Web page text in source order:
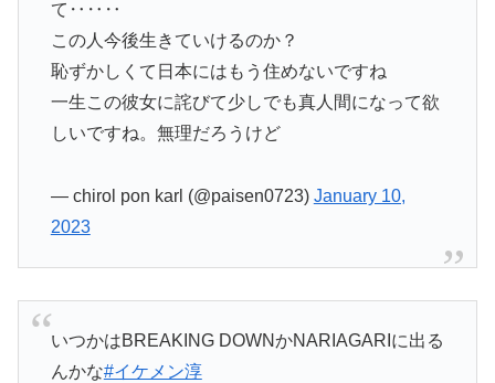
て‥‥‥
この人今後生きていけるのか？
恥ずかしくて日本にはもう住めないですね
一生この彼女に詫びて少しでも真人間になって欲
しいですね。無理だろうけど
— chirol pon karl (@paisen0723) January 10,
2023
いつかはBREAKING DOWNかNARIAGARIに出る
んかな#イケメン淳